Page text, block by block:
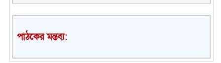
পাঠকের মন্তব্য: